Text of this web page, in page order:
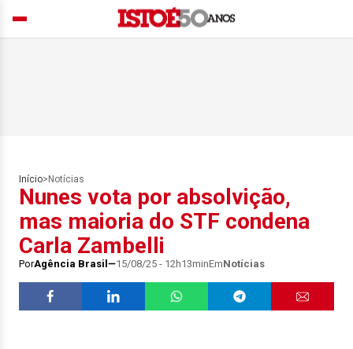
Início> Notícias
Nunes vota por absolvição,
mas maioria do STF condena
Carla Zambelli
PorAgência Brasil 15/08/25 - 12h13minEmNotícias